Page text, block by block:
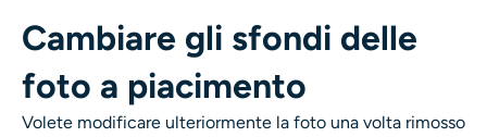
Cambiare gli sfondi delle
foto a piacimento
Volete modificare ulteriormente la foto una volta rimosso